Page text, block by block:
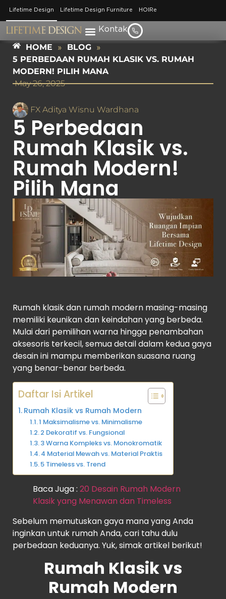
Lifetime Design Lifetime Design Furniture HOIRe
Kontak
HOME » BLOG »
5 PERBEDAAN RUMAH KLASIK VS. RUMAH
MODERN! PILIH MANA
May 26, 2025
FX Aditya Wisnu Wardhana
5 Perbedaan
Rumah Klasik vs.
Rumah Modern!
Pilih Mana
Rumah klasik dan rumah modern masing-masing
memiliki keunikan dan keindahan yang berbeda.
Mulai dari pemilihan warna hingga penambahan
aksesoris terkecil, semua detail dalam kedua gaya
desain ini mampu memberikan suasana ruang
yang benar-benar berbeda.
Daftar Isi Artikel
Rumah Klasik vs Rumah Modern
1 Maksimalisme vs. Minimalisme
2 Dekoratif vs. Fungsional
3 Warna Kompleks vs. Monokromatik
4 Material Mewah vs. Material Praktis
5 Timeless vs. Trend
Baca Juga : 20 Desain Rumah Modern
Klasik yang Menawan dan Timeless
Sebelum memutuskan gaya mana yang Anda
inginkan untuk rumah Anda, cari tahu dulu
perbedaan keduanya. Yuk, simak artikel berikut!
Rumah Klasik vs
Rumah Modern